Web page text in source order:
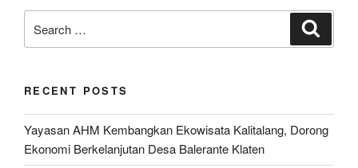
for:
RECENT POSTS
Yayasan AHM Kembangkan Ekowisata Kalitalang, Dorong
Ekonomi Berkelanjutan Desa Balerante Klaten